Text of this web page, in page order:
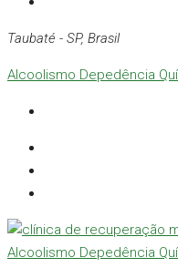
Taubaté - SP, Brasil
Alcoolismo Depedência
Alcoolismo Depedência